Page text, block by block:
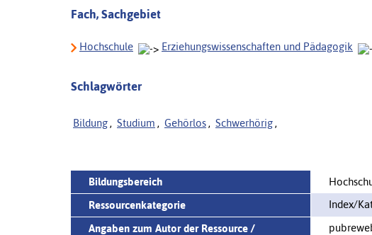
Fach, Sachgebiet
Hochschule Erziehungswissenschaften und Pädagogik
Schlagwörter
Bildung , Studium , Gehörlos , Schwerhörig ,
Bildungsbereich
Ressourcenkategorie
Index/
Angaben zum Autor der Ressource /